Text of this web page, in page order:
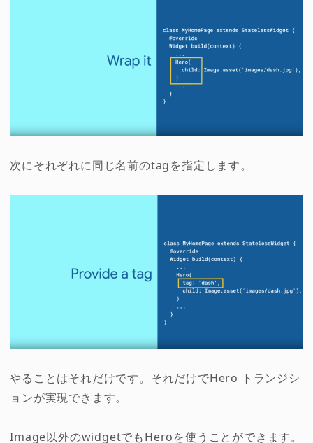
次にそれぞれに同じ名前のtagを指定します。
やることはそれだけです。それだけでHero トランジシ
ョンが実現できます。
Image以外のwidgetでもHeroを使うことができます。